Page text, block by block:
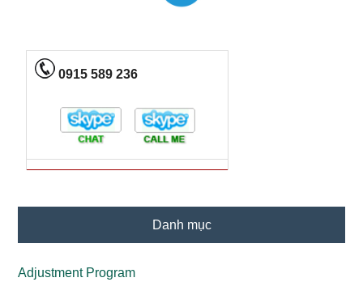
0915 589 236
Danh mục
Adjustment Program